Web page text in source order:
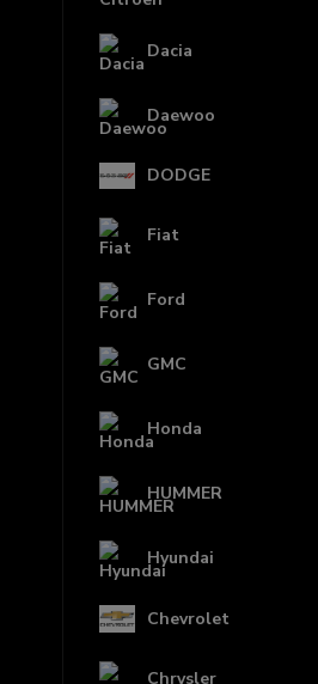
Dacia
Daewoo
DODGE
Fiat
Ford
GMC
Honda
HUMMER
Hyundai
Chevrolet
Chrysler